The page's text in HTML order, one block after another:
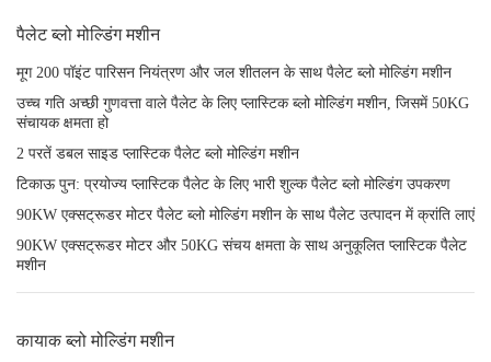
पैलेट ब्लो मोल्डिंग मशीन
मूग 200 पॉइंट पारिसन नियंत्रण और जल शीतलन के साथ पैलेट ब्लो मोल्डिंग मशीन
उच्च गति अच्छी गुणवत्ता वाले पैलेट के लिए प्लास्टिक ब्लो मोल्डिंग मशीन, जिसमें 50KG
संचायक क्षमता हो
2 परतें डबल साइड प्लास्टिक पैलेट ब्लो मोल्डिंग मशीन
टिकाऊ पुन: प्रयोज्य प्लास्टिक पैलेट के लिए भारी शुल्क पैलेट ब्लो मोल्डिंग उपकरण
90KW एक्सट्रूडर मोटर पैलेट ब्लो मोल्डिंग मशीन के साथ पैलेट उत्पादन में क्रांति लाएं
90KW एक्सट्रूडर मोटर और 50KG संचय क्षमता के साथ अनुकूलित प्लास्टिक पैलेट
मशीन
कायाक ब्लो मोल्डिंग मशीन